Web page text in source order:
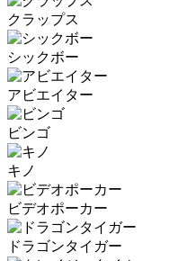
クラップス
シックボー
アビエイター
ビンゴ
キノ
ビデオポーカー
ドラゴンタイガー